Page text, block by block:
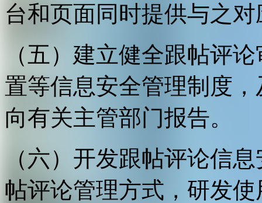
台和页面同时提供与之
（五）建立健全跟帖评
置等信息安全管理制度
向有关主管部门报告。
（六）开发跟帖评论信
帖评论管理方式，研发